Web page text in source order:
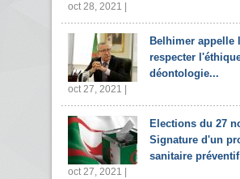
oct 28, 2021 |
Belhimer appelle
respecter
déontologie...
oct 27, 2021 |
Elections du 27
Signature d'un
sanitaire
oct 27, 2021 |